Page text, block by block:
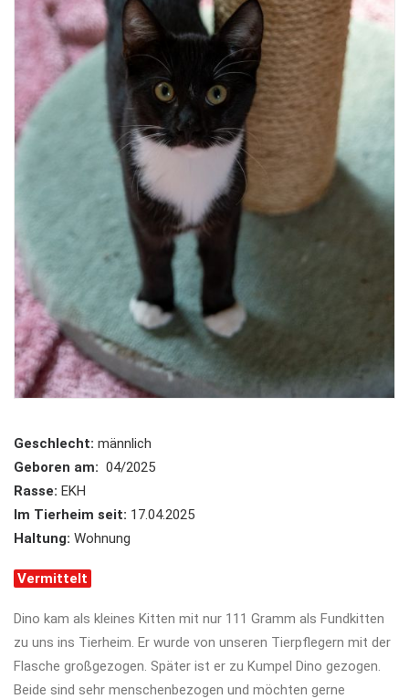
Geschlecht: männlich
Geboren am: 04/2025
Rasse: EKH
Im Tierheim seit: 17.04.2025
Haltung: Wohnung
Vermittelt
Dino kam als kleines Kitten mit nur 111 Gramm als Fundkitten
zu uns ins Tierheim. Er wurde von unseren Tierpflegern mit der
Flasche großgezogen. Später ist er zu Kumpel Dino gezogen.
Beide sind sehr menschenbezogen und möchten gerne